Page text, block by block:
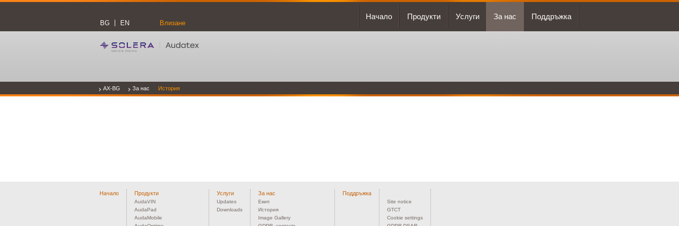
BG EN Влизане
Начало Продукти Услуги За нас Поддръжка
AX-BG За нас История
Начало Продукти
AudaVIN
AudaPad
AudaMobile
Услуги
Updates
Downloads
За нас
Екип
История
Image Gallery
Поддръжка
Site notice
GTCT
Cookie settings